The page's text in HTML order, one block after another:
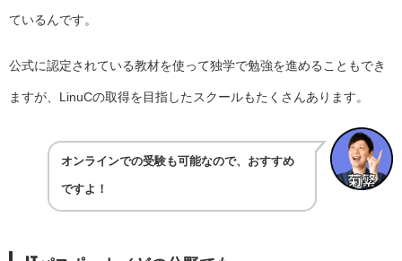
ているんです。
公式に認定されている教材を使って独学で勉強を進めることもでき
ますが、LinuCの取得を目指したスクールもたくさんあります。
オンラインでの受験も可能なので、おすすめ
ですよ！